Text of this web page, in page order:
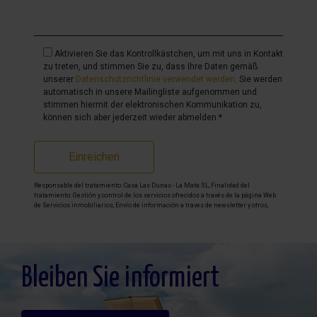
Aktivieren Sie das Kontrollkästchen, um mit uns in Kontakt
zu treten, und stimmen Sie zu, dass Ihre Daten gemäß
unserer Datenschutzrichtlinie verwendet werden . Sie werden
automatisch in unsere Mailingliste aufgenommen und
stimmen hiermit der elektronischen Kommunikation zu,
können sich aber jederzeit wieder abmelden.*
Einreichen
Responsable del tratamiento: Casa Las Dunas - La Mata SL, Finalidad del
tratamiento: Gestión y control de los servicios ofrecidos a través de la página Web
de Servicios inmobiliarios, Envío de información a traves de newsletter y otros,
detallada sobre protección de datos
Aquí
Bleiben Sie informiert